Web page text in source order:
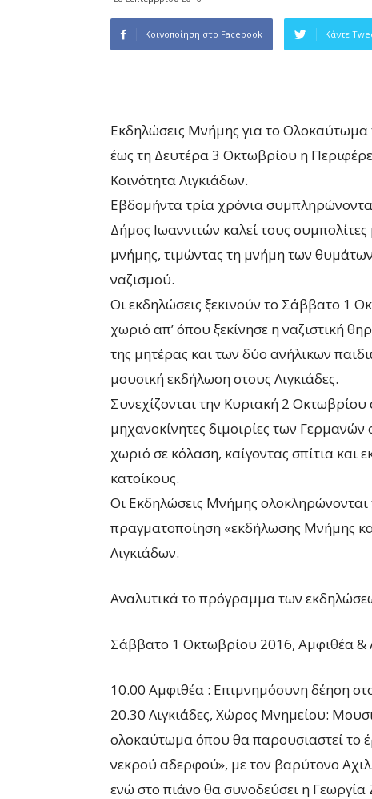
Κοινοποίηση στο Facebook Κάντε
Εκδηλώσεις Μνήμης για το
έως τη Δευτέρα 3 Οκτωβρίου η
Κοινότητα Λιγκιάδων.
Εβδομήντα τρία χρόνια
Δήμος Ιωαννιτών καλεί τους
μνήμης, τιμώντας τη μνήμη των
ναζισμού.
Οι εκδηλώσεις ξεκινούν το Σάββατο 1
χωριό απ’ όπου ξεκίνησε η ναζιστική
της μητέρας και των δύο ανήλικων
μουσική εκδήλωση στους Λιγκιάδες.
Συνεχίζονται την Κυριακή 2
μηχανοκίνητες διμοιρίες των
χωριό σε κόλαση, καίγοντας σπίτια και
κατοίκους.
Οι Εκδηλώσεις Μνήμης
πραγματοποίηση «εκδήλωσης Μνήμης
Λιγκιάδων.
Αναλυτικά το πρόγραμμα των
Σάββατο 1 Οκτωβρίου 2016, Αμφιθέα &
10.00 Αμφιθέα : Επιμνημόσυνη δέηση
20.30 Λιγκιάδες, Χώρος Μνημείου:
ολοκαύτωμα όπου θα παρουσιαστεί το
νεκρού αδερφού», με τον βαρύτονο
ενώ στο πιάνο θα συνοδεύσει η Γεωργία